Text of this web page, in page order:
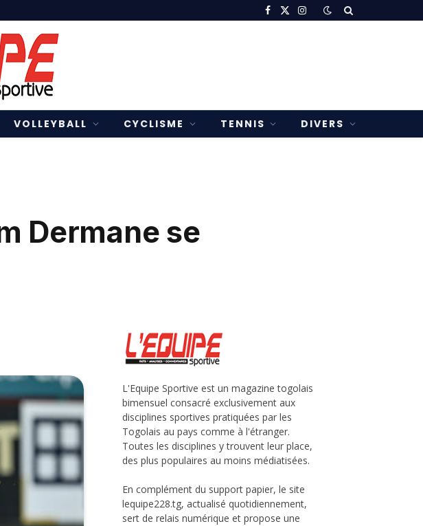
Facebook
X
Instagram
VOLLEYBALL CYCLISME TENNIS DIVERS
Dermane se
L'Equipe Sportive est un magazine togolais
bimensuel consacré exclusivement aux
disciplines sportives pratiquées par les
Togolais au pays comme à l'étranger.
Toutes les disciplines y trouvent leur place,
des plus populaires au moins médiatisées.
En complément du support papier, le site
lequipe228.tg, actualisé quotidiennement,
sert de relais numérique et propose une